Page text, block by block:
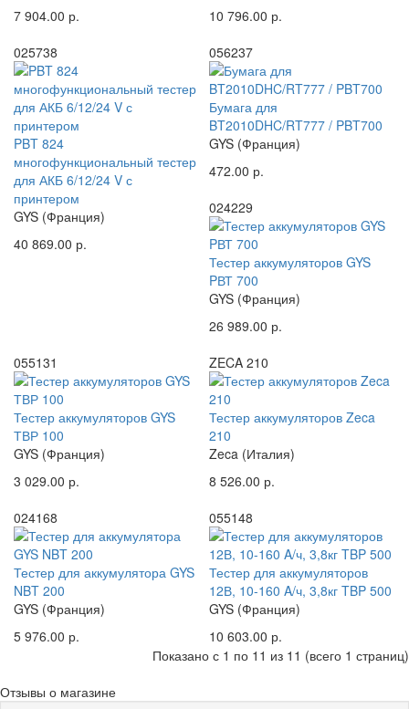
7 904.00 р.
10 796.00 р.
025738
PBT 824
многофункциональный тестер
для АКБ 6/12/24 V с
принтером
GYS (Франция)
40 869.00 р.
056237
Бумага для
BT2010DHC/RT777 / PBT700
GYS (Франция)
472.00 р.
024229
Тестер аккумуляторов GYS
PВТ 700
GYS (Франция)
26 989.00 р.
055131
Тестер аккумуляторов GYS
ТВР 100
GYS (Франция)
3 029.00 р.
ZECA 210
Тестер аккумуляторов Zeca
210
Zeca (Италия)
8 526.00 р.
024168
Тестер для аккумулятора GYS
NBT 200
GYS (Франция)
5 976.00 р.
055148
Тестер для аккумуляторов
12В, 10-160 A/ч, 3,8кг TBP 500
GYS (Франция)
10 603.00 р.
Показано с 1 по 11 из 11 (всего 1 страниц)
Отзывы о магазине